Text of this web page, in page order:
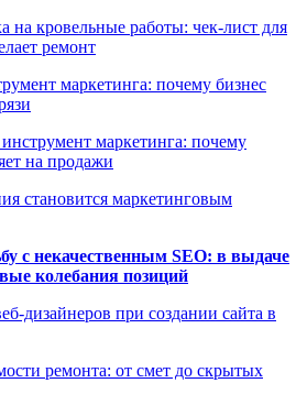
на кровельные работы: чек-лист для
ремонт
маркетинга: почему бизнес
маркетинга: почему
на продажи
становится маркетинговым
с некачественным SEO: в выдаче
колебания позиций
дизайнеров при создании сайта в
ремонта: от смет до скрытых